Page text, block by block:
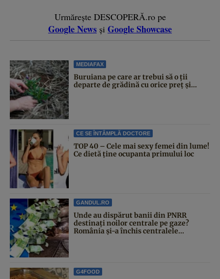
Urmărește DESCOPERĂ.ro pe
Google News și Google Showcase
MEDIAFAX
Buruiana pe care ar trebui să o ții
departe de grădină cu orice preț și...
CE SE ÎNTÂMPLĂ DOCTORE
TOP 40 – Cele mai sexy femei din lume!
Ce dietă ține ocupanta primului loc
GANDUL.RO
Unde au dispărut banii din PNRR
destinați noilor centrale pe gaze?
România și-a închis centralele...
G4FOOD